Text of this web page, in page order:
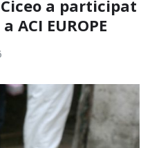
a participat
ACI EUROPE